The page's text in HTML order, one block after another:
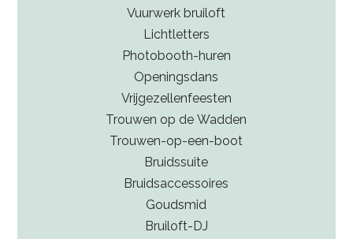
Vuurwerk bruiloft
Lichtletters
Photobooth-huren
Openingsdans
Vrijgezellenfeesten
Trouwen op de Wadden
Trouwen-op-een-boot
Bruidssuite
Bruidsaccessoires
Goudsmid
Bruiloft-DJ